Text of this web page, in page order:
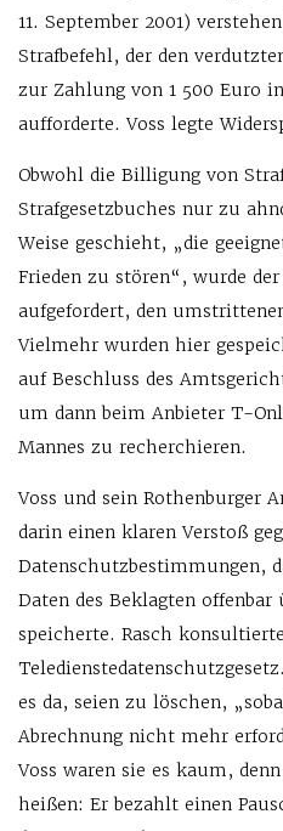
11. September 2001)
Strafbefehl, der den
zur Zahlung von 1 500 Euro
aufforderte. Voss legte
Obwohl die Billigung von
Strafgesetzbuches nur zu
Weise geschieht, „die
Frieden zu stören“, wurde
aufgefordert, den
Vielmehr wurden hier
auf Beschluss des
um dann beim Anbieter T-
Mannes zu recherchieren.
Voss und sein Rothenburger
darin einen klaren Verstoß
Datenschutzbestimmungen,
Daten des Beklagten
speicherte. Rasch
es da, seien zu löschen,
Abrechnung nicht mehr
Voss waren sie es kaum,
heißen: Er bezahlt einen